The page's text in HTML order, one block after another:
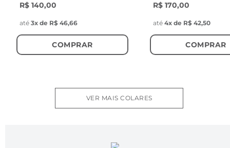
R$ 140,00
até 3x de R$ 46,66
COMPRAR
R$ 170,00
até 4x de R$ 42,50
COMPRAR
VER MAIS COLARES